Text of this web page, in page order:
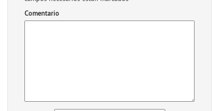
Comentario